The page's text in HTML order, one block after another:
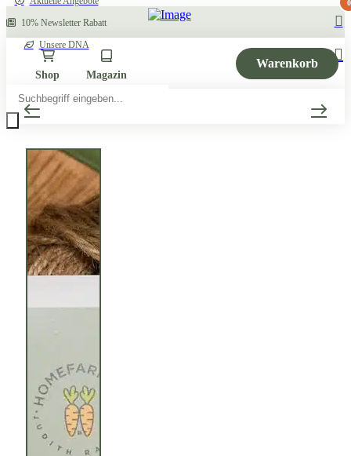
10% Newsletter Rabatt
Unsere DNA
Shop Magazin
Warenkorb
0
search